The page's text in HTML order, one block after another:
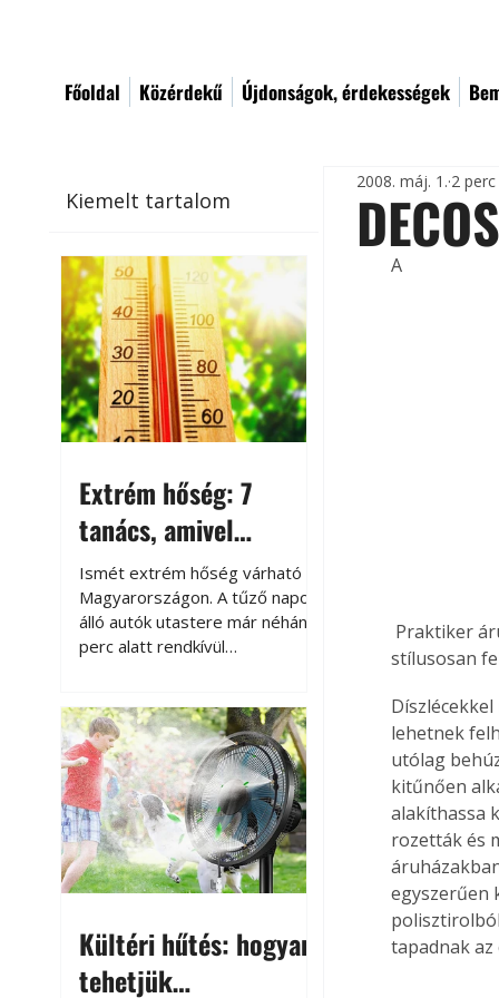
Főoldal Közérdekű Újdonságok, érdekességek
Kiemelt tartalom
Extrém hőség: 7
tanács, amivel
megóvhatjuk
autónkat a nyári
károktól
Ismét extrém hőség várható
Magyarországon. A tűző napon
álló autók utastere már néhány
perc alatt rendkívül
megközelítheti. Ez nemcsak a
beszállást teszi kellemetlenné,
hanem az autó állapotára és a
benne hagyott tárgyakra is
káros hatással lehet. Néhány
egyszerű óvintézkedéssel
azonban jelentősen
csökkenthetjük a hőség káros
Kültéri hűtés: hogyan
tehetjük
2008. máj. 1. 2
A
stílusosan
lehetnek
utólag
kitűnően
alakíthassa
rozetták és
egyszerűen
tapadnak